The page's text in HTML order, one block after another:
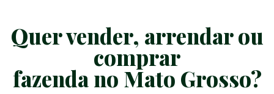
Quer vender, arrendar ou
comprar
fazenda no Mato Grosso?